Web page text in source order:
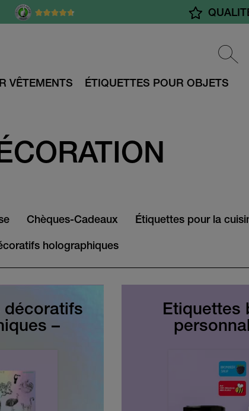
VÊTEMENTS
ÉTIQUETTES POUR OBJETS
Chèques-Cadeaux Étiquettes pour la
holographiques
décoratifs
–
Étiquettes